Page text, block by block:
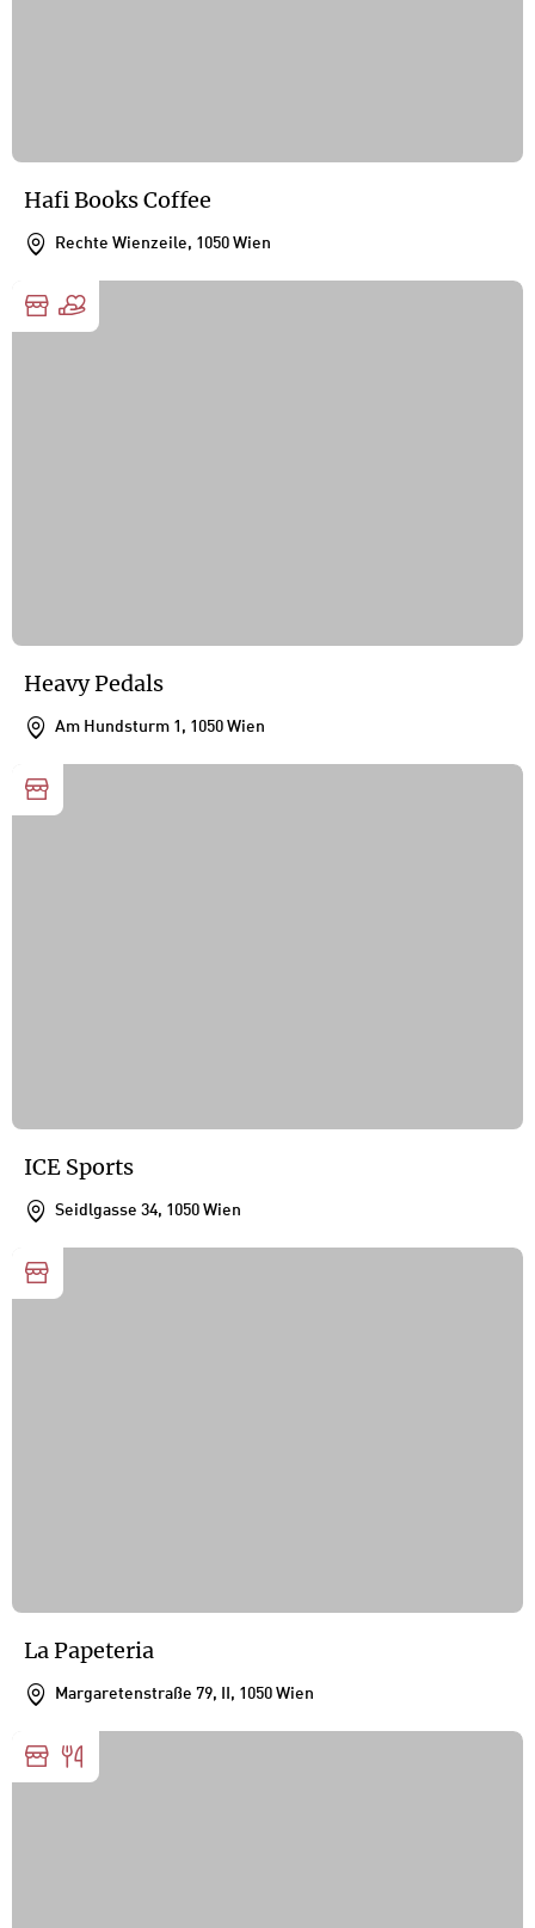
Hafi Books Coffee
Rechte Wienzeile, 1050 Wien
Heavy Pedals
Am Hundsturm 1, 1050 Wien
ICE Sports
Seidlgasse 34, 1050 Wien
La Papeteria
Margaretenstraße 79, II, 1050 Wien